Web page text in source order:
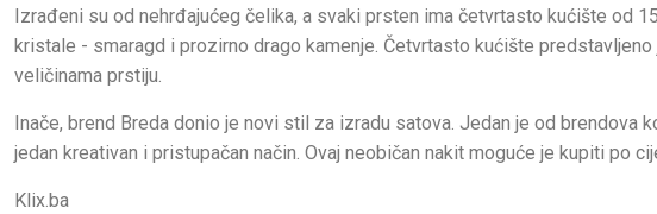
Izrađeni su od nehrđajućeg čelika, a svaki prsten ima četvrtasto kućište od
kristale - smaragd i prozirno drago kamenje. Četvrtasto kućište
veličinama prstiju.
Inače, brend Breda donio je novi stil za izradu satova. Jedan je od
jedan kreativan i pristupačan način. Ovaj neobičan nakit moguće je kupiti po
Klix.ba